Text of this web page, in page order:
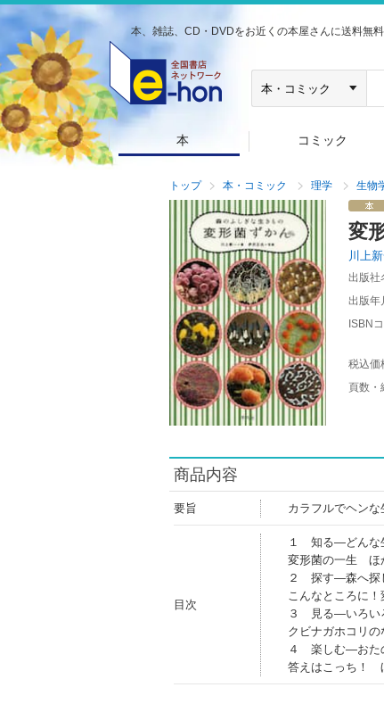
本、雑誌、CD・DVDをお近くの本屋さんに送料無料
本 コミック
トップ 本・コミック 理学 生物
変
川上
出版社
出版年
ISBN
税込価
頁数・
商品内容
要旨 カラフルでヘン
目次
１ 知る―どんな
変形菌の一生 ほ
２ 探す―森へ探
こんなところに
３ 見る―いろい
クビナガホコリ
４ 楽しむ―おた
答えはこっち！